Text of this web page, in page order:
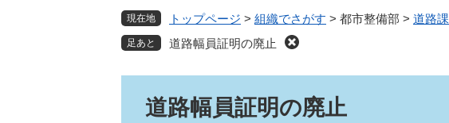
現在地 トップページ > 組織でさがす > 都市整備部 > 道路課
道路幅員証明の廃止
道路幅員証明の廃止